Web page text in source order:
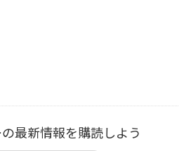
最新情報を購読しよう